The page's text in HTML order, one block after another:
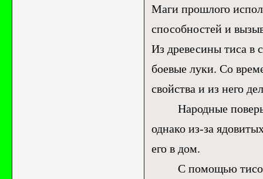
Маги прошлого
способностей и
Из древесины тиса в
боевые луки. Со
свойства и из него
Народные поверья
однако из-за
его в дом.
С помощью